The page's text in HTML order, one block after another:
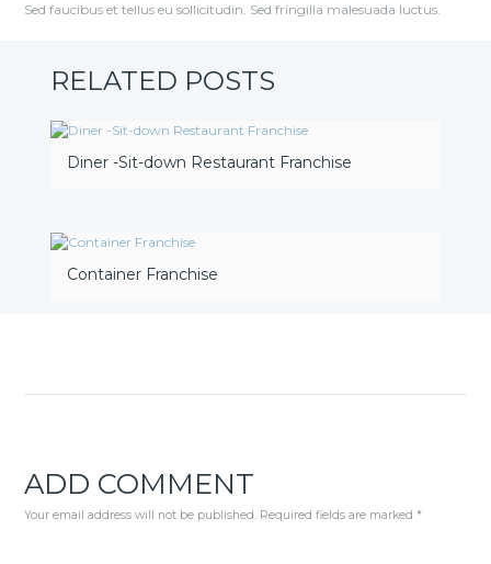
Sed faucibus et tellus eu sollicitudin. Sed fringilla malesuada luctus.
RELATED POSTS
Diner -Sit-down Restaurant Franchise
Container Franchise
ADD COMMENT
Your email address will not be published. Required fields are marked *